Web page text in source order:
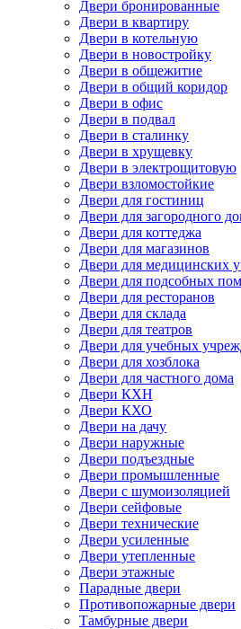
Двери бронированные
Двери в квартиру
Двери в котельную
Двери в новостройку
Двери в общежитие
Двери в общий коридор
Двери в офис
Двери в подвал
Двери в сталинку
Двери в хрущевку
Двери в электрощитовую
Двери взломостойкие
Двери для гостиниц
Двери для загородного
Двери для коттеджа
Двери для магазинов
Двери для медицинских
Двери для подсобных
Двери для ресторанов
Двери для склада
Двери для театров
Двери для учебных
Двери для хозблока
Двери для частного дома
Двери КХН
Двери КХО
Двери на дачу
Двери наружные
Двери подъездные
Двери промышленные
Двери с шумоизоляцией
Двери сейфовые
Двери технические
Двери усиленные
Двери утепленные
Двери этажные
Парадные двери
Противопожарные двери
Тамбурные двери